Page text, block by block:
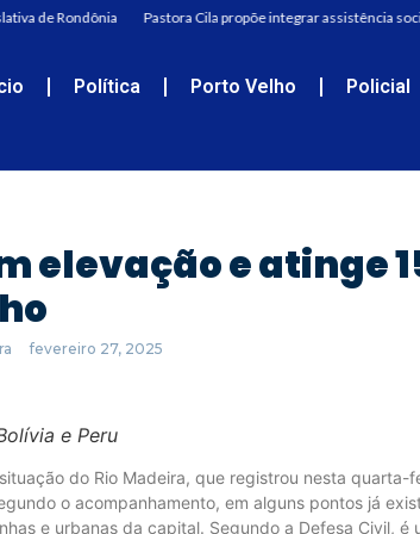
de Rondônia Pastora Cila propõe integrar assistência
Política Porto Velho Policial
elevação e atinge
fevereiro 27, 2025
e Peru
do Rio Madeira, que registrou nesta quarta-
o acompanhamento, em alguns pontos já
e urbanas da capital. Segundo a Defesa Civil, é